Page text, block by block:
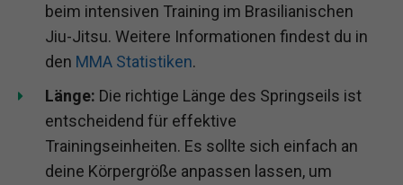
beim intensiven Training im Brasilianischen
Jiu-Jitsu. Weitere Informationen findest du in
den MMA Statistiken.
Länge: Die richtige Länge des Springseils ist
entscheidend für effektive
Trainingseinheiten. Es sollte sich einfach an
deine Körpergröße anpassen lassen, um